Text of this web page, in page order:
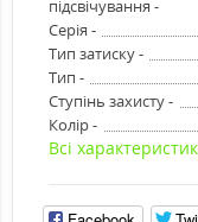
підсвічування -
Серія -
Тип затиску -
Тип -
Ступінь захисту -
Колір -
Всі